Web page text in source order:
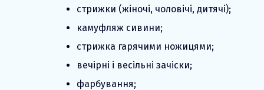
стрижки (жіночі, чоловічі, дитячі);
камуфляж сивини;
стрижка гарячими ножицями;
вечірні і весільні зачіски;
фарбування;